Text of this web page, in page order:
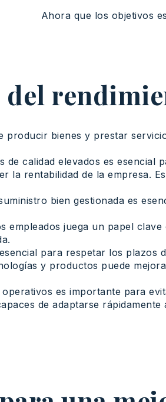
Ahora que los objetivos
del
producir bienes y prestar
de calidad elevados es
la rentabilidad de la empresa.
bien gestionada es
empleados juega un papel
para respetar los plazos
y productos puede
es importante para
de adaptarse